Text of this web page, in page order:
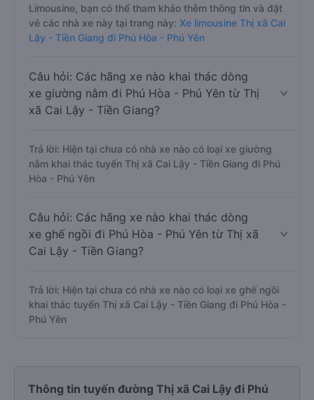
Limousine, bạn có thể tham khảo thêm thông tin và đặt
vé các nhà xe này tại trang này: Xe limousine Thị xã Cai
Lậy - Tiền Giang đi Phú Hòa - Phú Yên
Câu hỏi: Các hãng xe nào khai thác dòng
xe giường nằm đi Phú Hòa - Phú Yên từ Thị
xã Cai Lậy - Tiền Giang?
Trả lời: Hiện tại chưa có nhà xe nào có loại xe giường
nằm khai thác tuyến Thị xã Cai Lậy - Tiền Giang đi Phú
Hòa - Phú Yên
Câu hỏi: Các hãng xe nào khai thác dòng
xe ghế ngồi đi Phú Hòa - Phú Yên từ Thị xã
Cai Lậy - Tiền Giang?
Trả lời: Hiện tại chưa có nhà xe nào có loại xe ghế ngồi
khai thác tuyến Thị xã Cai Lậy - Tiền Giang đi Phú Hòa -
Phú Yên
Thông tin tuyến đường Thị xã Cai Lậy đi Phú